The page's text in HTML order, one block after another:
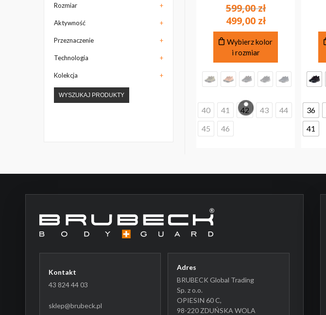
Rozmiar +
Aktywność +
Przeznaczenie +
Technologia +
Kolekcja +
WYSZUKAJ PRODUKTY
599,00złPierwotna
cena
wynosiła:
599,00 zł.
499,00 złAktualna
cena
wynosi:
Wybierz kolor
i rozmiar
wariantów.
Opcje
wybrać
40 41 42 43
44
45
46
36
41
Kontakt
43 824 44 03
sklep@brubeck.pl
Adres
BRUBECK Global Trading
Sp. z o.o.
OPIESIN 60 C,
98-220 ZDUŃSKA WOLA